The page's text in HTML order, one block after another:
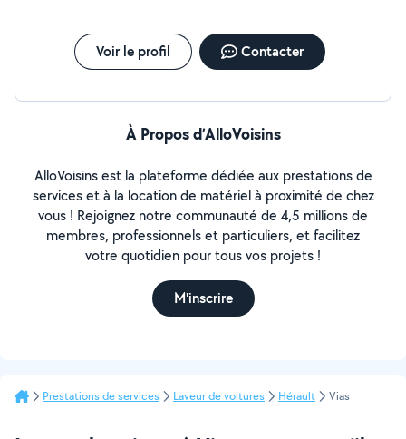
Voir le profil Contacter
À Propos d’AlloVoisins
AlloVoisins est la plateforme dédiée aux prestations de
services et à la location de matériel à proximité de chez
vous ! Rejoignez notre communauté de 4,5 millions de
membres, professionnels et particuliers, et facilitez
votre quotidien pour tous vos projets !
M'inscrire
Prestations de services Laveur de voitures Hérault Vias